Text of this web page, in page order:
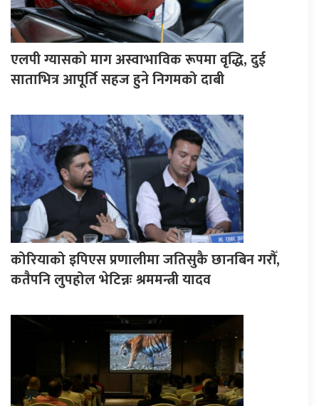
एलपी ग्यासको माग अस्वाभाविक रूपमा वृद्धि, दुई
साताभित्र आपूर्ति सहज हुने निगमको दाबी
कोरियाको इपिएस प्रणालीमा जतिसुकै छानबिन गरौँ,
कतैपनि लुपहोल भेटिन्नः श्रममन्त्री यादव